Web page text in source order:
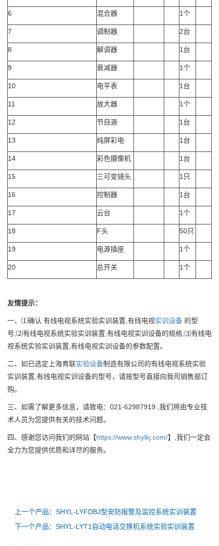
6 混合器 1个
7 调制器 2台
8 解调器 1台
9 衰减器 1个
10 电平表 1台
11 放大器 1个
12 节目源 1台
13 纯屏彩电 1台
14 彩色摄像机 1台
15 三可变镜头 1只
16 控制器 1台
17 云台 1个
18 F头 50只
19 电源插座 1个
20 总开关 1个
友情提示：
一、⑴确认 有线电视系统实验实训装置,有线电视实训设备 的型
号;⑵有线电视系统实验实训装置,有线电视实训设备的规格;⑶有线电
视系统实验实训装置,有线电视实训设备的参数配置。
二、如已选定上海育联实验设备制造有限公司的有线电视系统实验
实训装置,有线电视实训设备的型号，请按型号直接向我司销售部订
购。
三、如需了解更多信息，请致电：021-62987919 ,我们将由专业技
术人员为您提供有关的技术问题。
四、感谢您访问我们的网站【https://www.shylkj.com/】,我们一定会
全力为您提供优质和详尽的服务。
上一个产品：SHYL-LYFDBJ型安防报警及监控系统实训装置
下一个产品：​SHYL-LYT1自动电话交换机系统实验实训装置